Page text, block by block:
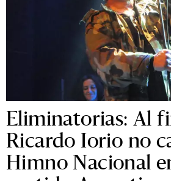
Eliminatorias: Al
Ricardo Iorio no
Himno Nacional